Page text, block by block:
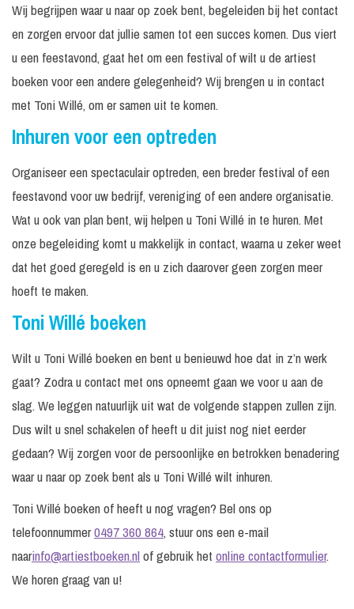
Wij begrijpen waar u naar op zoek bent, begeleiden bij het contact
en zorgen ervoor dat jullie samen tot een succes komen. Dus viert
u een feestavond, gaat het om een festival of wilt u de artiest
boeken voor een andere gelegenheid? Wij brengen u in contact
met Toni Willé, om er samen uit te komen.
Inhuren voor een optreden
Organiseer een spectaculair optreden, een breder festival of een
feestavond voor uw bedrijf, vereniging of een andere organisatie.
Wat u ook van plan bent, wij helpen u Toni Willé in te huren. Met
onze begeleiding komt u makkelijk in contact, waarna u zeker weet
dat het goed geregeld is en u zich daarover geen zorgen meer
hoeft te maken.
Toni Willé boeken
Wilt u Toni Willé boeken en bent u benieuwd hoe dat in z’n werk
gaat? Zodra u contact met ons opneemt gaan we voor u aan de
slag. We leggen natuurlijk uit wat de volgende stappen zullen zijn.
Dus wilt u snel schakelen of heeft u dit juist nog niet eerder
gedaan? Wij zorgen voor de persoonlijke en betrokken benadering
waar u naar op zoek bent als u Toni Willé wilt inhuren.
Toni Willé boeken of heeft u nog vragen? Bel ons op
telefoonnummer0497 360 864, stuur ons een e-mail
naarinfo@artiestboeken.nlof gebruik het online contactformulier.
We horen graag van u!